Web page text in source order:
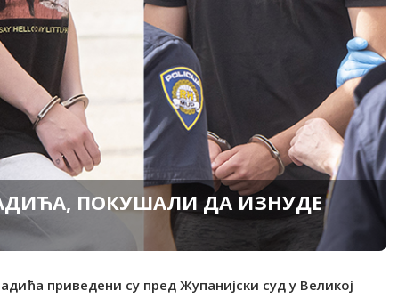
ПОКУШАЛИ ДА ИЗНУДЕ
приведени су пред Жупанијски суд у Великој